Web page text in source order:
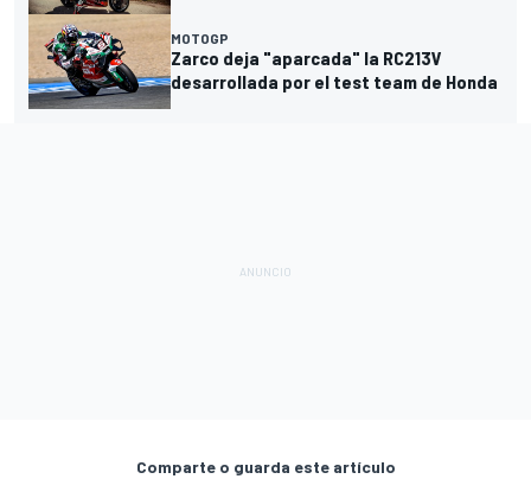
MOTOGP
Zarco deja "aparcada" la RC213V
desarrollada por el test team de Honda
Comparte o guarda este artículo